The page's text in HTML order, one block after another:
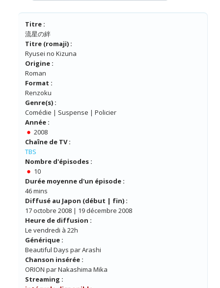
Titre :
流星の絆
Titre (romaji) :
Ryusei no Kizuna
Origine :
Roman
Format :
Renzoku
Genre(s) :
Comédie | Suspense | Policier
Année :
2008
Chaîne de TV :
TBS
Nombre d'épisodes :
10
Durée moyenne d'un épisode :
46 mins
Diffusé au Japon (début | fin) :
17 octobre 2008 | 19 décembre 2008
Heure de diffusion :
Le vendredi à 22h
Générique :
Beautiful Days par Arashi
Chanson insérée :
ORION par Nakashima Mika
Streaming :